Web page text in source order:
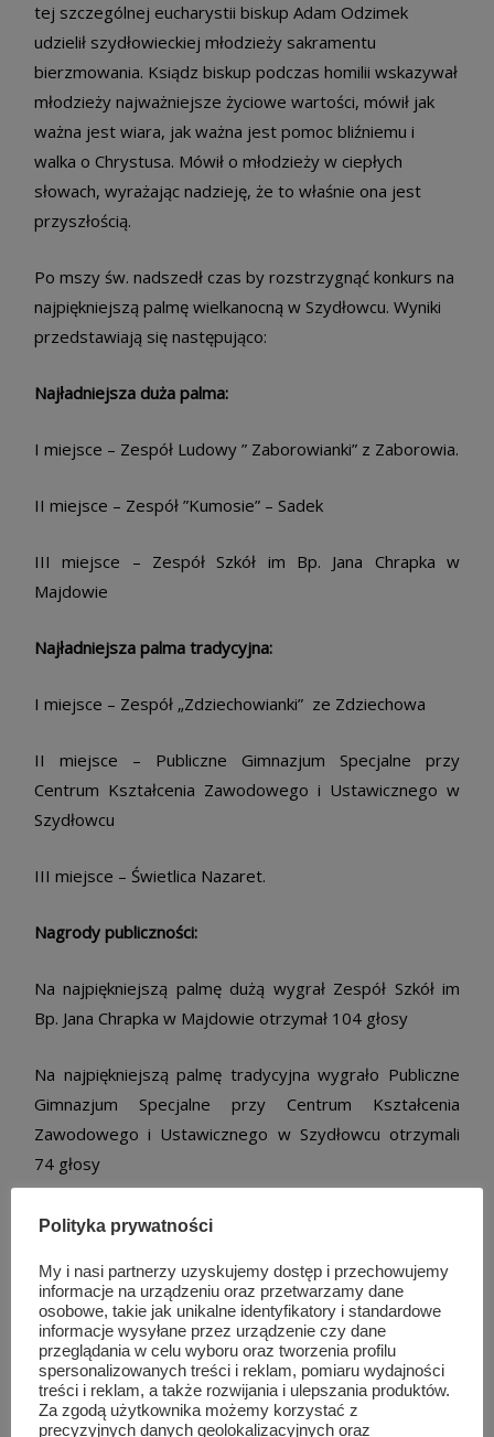
tej szczególnej eucharystii biskup Adam Odzimek
udzielił szydłowieckiej młodzieży sakramentu
bierzmowania. Ksiądz biskup podczas homilii wskazywał
młodzieży najważniejsze życiowe wartości, mówił jak
ważna jest wiara, jak ważna jest pomoc bliźniemu i
walka o Chrystusa. Mówił o młodzieży w ciepłych
słowach, wyrażając nadzieję, że to właśnie ona jest
przyszłością.
Po mszy św. nadszedł czas by rozstrzygnąć konkurs na
najpiękniejszą palmę wielkanocną w Szydłowcu. Wyniki
przedstawiają się następująco:
Najładniejsza duża palma:
I miejsce – Zespół Ludowy ” Zaborowianki” z Zaborowia.
II miejsce – Zespół ”Kumosie” – Sadek
III miejsce – Zespół Szkół im Bp. Jana Chrapka w
Majdowie
Najładniejsza palma tradycyjna:
I miejsce – Zespół „Zdziechowianki” ze Zdziechowa
II miejsce – Publiczne Gimnazjum Specjalne przy
Centrum Kształcenia Zawodowego i Ustawicznego w
Szydłowcu
III miejsce – Świetlica Nazaret.
Nagrody publiczności:
Na najpiękniejszą palmę dużą wygrał Zespół Szkół im
Bp. Jana Chrapka w Majdowie otrzymał 104 głosy
Na najpiękniejszą palmę tradycyjna wygrało Publiczne
Gimnazjum Specjalne przy Centrum Kształcenia
Zawodowego i Ustawicznego w Szydłowcu otrzymali
74 głosy
Podczas kiermaszu wystąpiły ludowe zespoły z terenu
Zdziechowianki ze Zdziechowa, Kumosie” z Sadku,
Zespół z Chustek oraz Wolanki z Woli Lipenieckiej.
Podczas mszy św. wystąpił Chór Miasta Szydłowca
„Gaudium Canti”.
Polityka prywatności
My i nasi partnerzy uzyskujemy dostęp i przechowujemy
informacje na urządzeniu oraz przetwarzamy dane
osobowe, takie jak unikalne identyfikatory i standardowe
informacje wysyłane przez urządzenie czy dane
przeglądania w celu wyboru oraz tworzenia profilu
spersonalizowanych treści i reklam, pomiaru wydajności
treści i reklam, a także rozwijania i ulepszania produktów.
Za zgodą użytkownika możemy korzystać z
precyzyjnych danych geolokalizacyjnych oraz